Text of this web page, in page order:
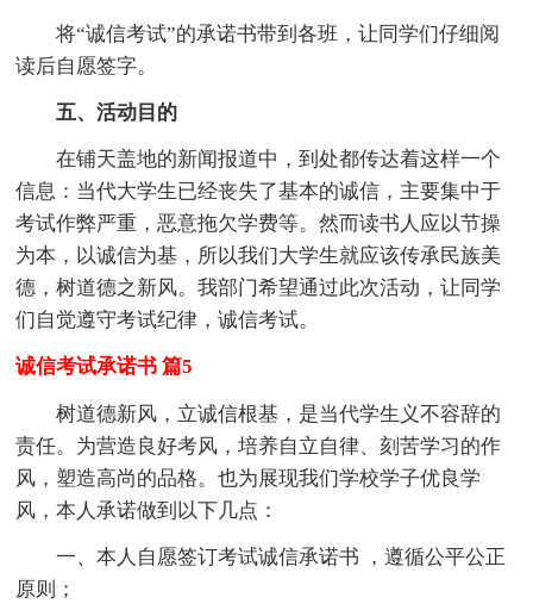
将“诚信考试”的承诺书带到各班，让同学们仔细阅
读后自愿签字。
五、活动目的
在铺天盖地的新闻报道中，到处都传达着这样一个
信息：当代大学生已经丧失了基本的诚信，主要集中于
考试作弊严重，恶意拖欠学费等。然而读书人应以节操
为本，以诚信为基，所以我们大学生就应该传承民族美
德，树道德之新风。我部门希望通过此次活动，让同学
们自觉遵守考试纪律，诚信考试。
诚信考试承诺书 篇5
树道德新风，立诚信根基，是当代学生义不容辞的
责任。为营造良好考风，培养自立自律、刻苦学习的作
风，塑造高尚的品格。也为展现我们学校学子优良学
风，本人承诺做到以下几点：
一、本人自愿签订考试诚信承诺书 ，遵循公平公正
原则；